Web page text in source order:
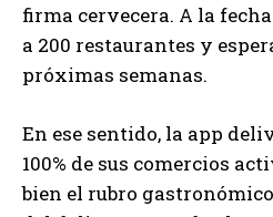
firma cervecera. A la
a 200 restaurantes y
próximas semanas.
En ese sentido, la app
100% de sus comercios
bien el rubro